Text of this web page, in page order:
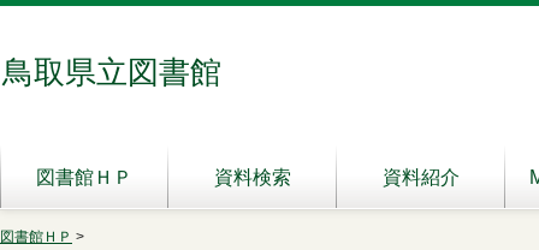
鳥取県立図書館
図書館ＨＰ 資料検索 資料紹介
図書館ＨＰ >